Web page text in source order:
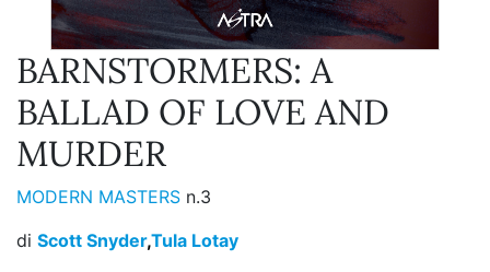
BARNSTORMERS: A
BALLAD OF LOVE AND
MURDER
MODERN MASTERS n.3
di Scott Snyder,Tula Lotay